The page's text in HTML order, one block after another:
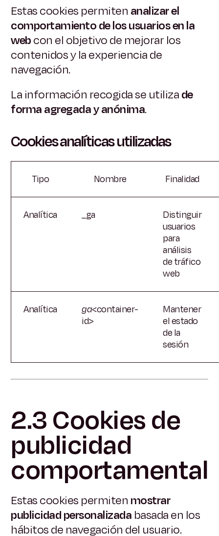
Estas cookies permiten analizar el
comportamiento de los usuarios en la
webcon el objetivo de mejorar los
contenidos y la experiencia de
navegación.
La información recogida se utilizade
forma agregada y anónima.
Cookies analíticas utilizadas
Tipo Nombre Finalidad
Analítica _ga
Distinguir
usuarios
para
análisis
de tráfico
web
Analítica ga<container-
id>
Mantener
el estado
de la
sesión
2.3 Cookies de
publicidad
comportamental
Estas cookies permiten mostrar
publicidad personalizada basada en los
hábitos de navegación del usuario.